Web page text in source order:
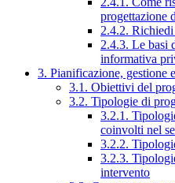
progettazione
2.4.2. Richiedi
2.4.3. Le basi
informativa
3. Pianificazione, gestione
3.1. Obiettivi del
3.2. Tipologie di
3.2.1.
coinvolti nel
3.2.2.
3.2.3.
intervento